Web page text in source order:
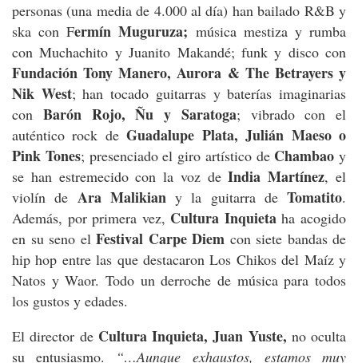
personas (una media de 4.000 al día) han bailado R&B y
ska con Fermín Muguruza; música mestiza y rumba
con Muchachito y Juanito Makandé; funk y disco con
Fundación Tony Manero, Aurora & The Betrayers y
Nik West; han tocado guitarras y baterías imaginarias
con Barón Rojo, Ñu y Saratoga; vibrado con el
auténtico rock deGuadalupe Plata, Julián Maeso o
Pink Tones; presenciado el giro artístico de Chambao y
se han estremecido con la voz deIndia Martínez, el
violín de Ara Malikiany la guitarra de Tomatito.
Además, por primera vez, Cultura Inquietaha acogido
en su seno el Festival Carpe Diem con siete bandas de
hip hop entre las que destacaron Los Chikos del Maíz y
Natos y Waor. Todo un derroche de música para todos
los gustos y edades.
El director de Cultura Inquieta, Juan Yuste, no oculta
su entusiasmo.
“…Aunque exhaustos, estamos muy